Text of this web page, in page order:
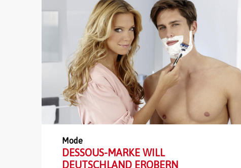
Mode
DESSOUS-MARKE WILL
DEUTSCHLAND EROBERN